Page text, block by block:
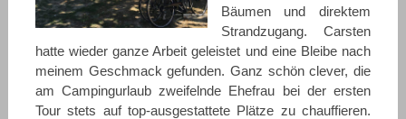
Bäumen und direktem
Strandzugang. Carsten
hatte wieder ganze Arbeit geleistet und eine Bleibe nach
meinem Geschmack gefunden. Ganz schön clever, die
am Campingurlaub zweifelnde Ehefrau bei der ersten
Tour stets auf top-ausgestattete Plätze zu chauffieren.